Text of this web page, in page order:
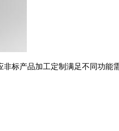
标产品加工定制满足不同功能